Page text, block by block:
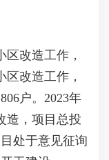
改造工作，
改造工作，
户。2023年
造，项目总投
处于意见征询